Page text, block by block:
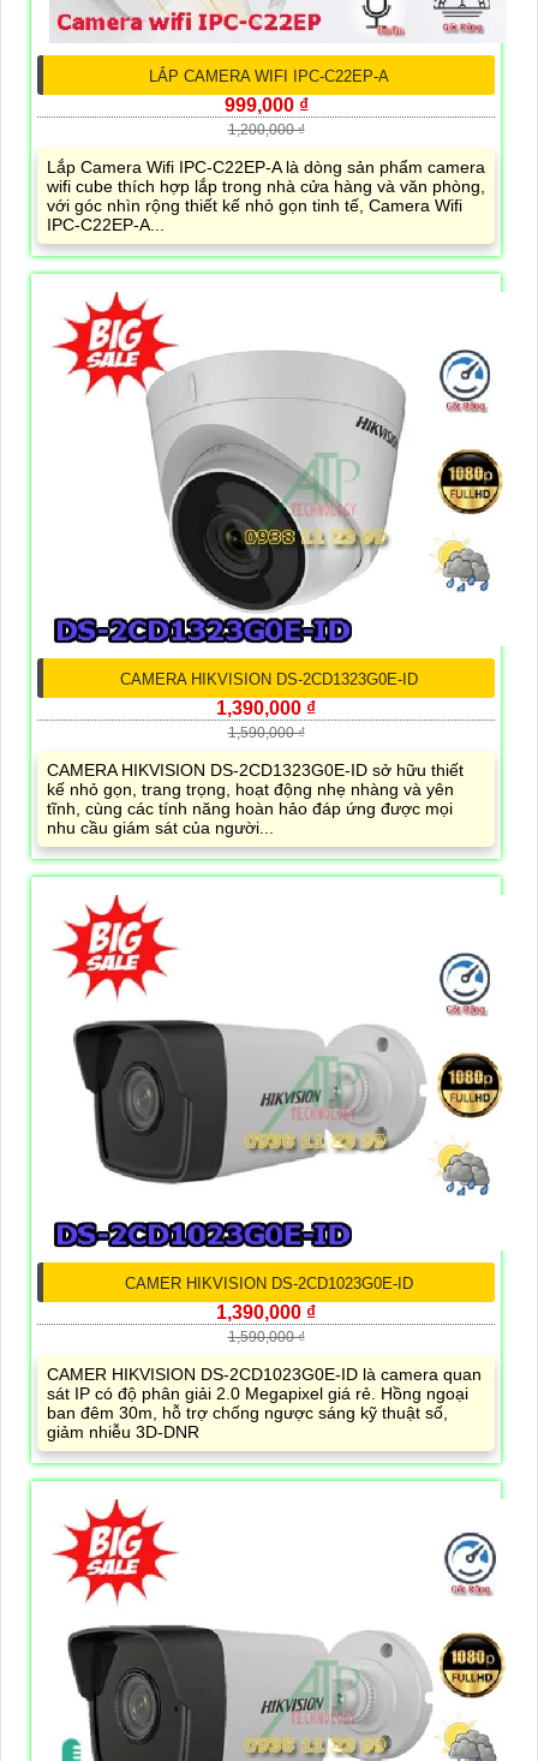
LẮP CAMERA WIFI IPC-C22EP-A
999,000 ₫
1,200,000 ₫
Lắp Camera Wifi IPC-C22EP-A là dòng sản phẩm camera
wifi cube thích hợp lắp trong nhà cửa hàng và văn phòng,
với góc nhìn rộng thiết kế nhỏ gọn tinh tế, Camera Wifi
IPC-C22EP-A...
CAMERA HIKVISION DS-2CD1323G0E-ID
1,390,000 ₫
1,590,000 ₫
CAMERA HIKVISION DS-2CD1323G0E-ID sở hữu thiết
kế nhỏ gọn, trang trọng, hoạt động nhẹ nhàng và yên
tĩnh, cùng các tính năng hoàn hảo đáp ứng được mọi
nhu cầu giám sát của người...
CAMER HIKVISION DS-2CD1023G0E-ID
1,390,000 ₫
1,590,000 ₫
CAMER HIKVISION DS-2CD1023G0E-ID là camera quan
sát IP có độ phân giải 2.0 Megapixel giá rẻ. Hồng ngoại
ban đêm 30m, hỗ trợ chống ngược sáng kỹ thuật số,
giảm nhiễu 3D-DNR